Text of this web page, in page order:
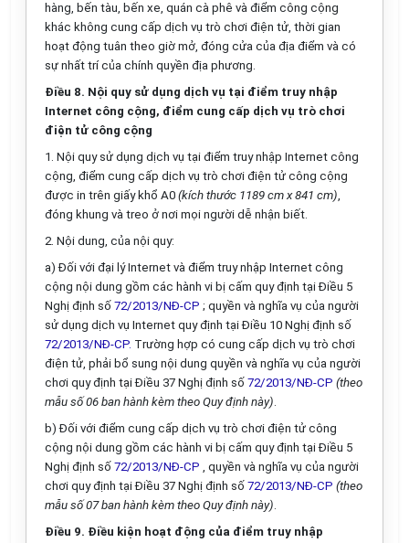
hàng, bến tàu, bến xe, quán cà phê và điểm công cộng
khác không cung cấp dịch vụ trò chơi điện tử, thời gian
hoạt động tuân theo giờ mở, đóng cửa của địa điểm và có
sự nhất trí của chính quyền địa phương.
Điều 8. Nội quy sử dụng dịch vụ tại điểm truy nhập
Internet công cộng, điểm cung cấp dịch vụ trò chơi
điện tử công cộng
1. Nội quy sử dụng dịch vụ tại điểm truy nhập Internet công
cộng, điểm cung cấp dịch vụ trò chơi điện tử công cộng
được in trên giấy khổ A0 (kích thước 1189 cm x841 cm),
đóng khung và treo ở nơi mọi người dễ nhận biết.
2. Nội dung, của nội quy:
a)Đối với đại lýInternet và điểm truy nhập Internet công
cộng nội dung gồm các hành vi bị cấm quyđịnh tại Điều 5
Nghị định số 72/2013/NĐ-CP ; quyền và nghĩa vụ của người
sử dụng dịch vụ Internet quy định tại Điều 10 Nghị định số
72/2013/NĐ-CP. Trường hợp có cung cấp dịch vụ trò chơi
điện tử, phải bổ sung nội dung quyền và nghĩa vụ của người
chơi quy định tại Điều 37 Nghị định số 72/2013/NĐ-CP (theo
mẫu số06 ban hành kèm theo Quy định này).
b) Đối với điểm cung cấp dịch vụ trò chơi điện tử công
cộng nội dung gồm các hành vi bị cấm quy định tại Điều 5
Nghị định số 72/2013/NĐ-CP , quyền và nghĩa vụ của người
chơi quy định tại Điều 37 Nghị định số 72/2013/NĐ-CP (theo
mẫu số07 ban hành kèm theo Quy định này).
Điều 9. Điều kiện hoạt động của điểm truy nhập